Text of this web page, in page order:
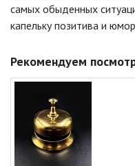
самых обыденных
капельку позитива и
Рекомендуем